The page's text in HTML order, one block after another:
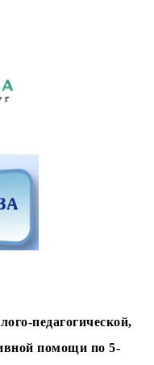
педагогической,
помощи по 5-